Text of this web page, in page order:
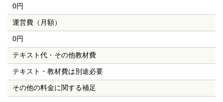
0円
運営費（月額）
0円
テキスト代・ その他教材費
テキスト・教材費は別途必要
その他の料金に関する補足